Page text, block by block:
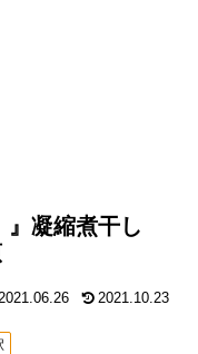
』凝縮煮干し
2021.06.26 2021.10.23